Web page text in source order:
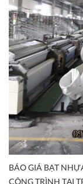
BÁO GIÁ BẠT
CÔNG TRÌNH TẠI